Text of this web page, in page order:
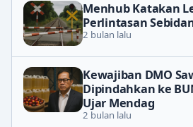
Menhub Katakan
Perlintasan
2 bulan lalu
Kewajiban DMO
Dipindahkan ke
Ujar Mendag
2 bulan lalu